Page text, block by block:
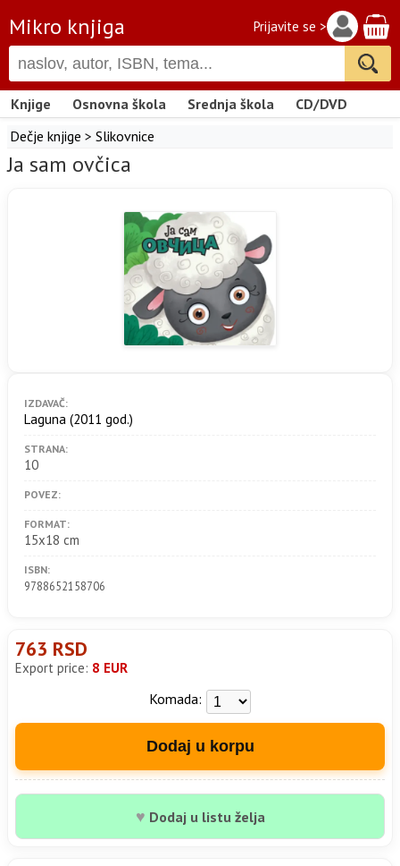
Mikro knjiga Prijavite se >
Knjige Osnovna škola Srednja škola
CD/DVD
Dečje knjige > Slikovnice
Ja sam ovčica
IZDAVAČ:
Laguna (2011 god.)
STRANA:
10
POVEZ:
FORMAT:
15x18 cm
ISBN:
9788652158706
763 RSD
Export price: 8 EUR
Komada:
Dodaj u korpu
♥ Dodaj u listu želja